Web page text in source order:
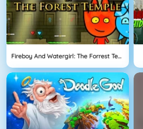
Fireboy And Watergirl: The Forrest Temple